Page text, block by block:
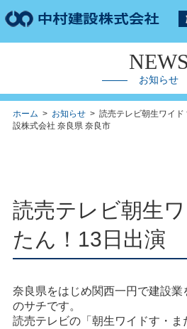
NEWS
お知らせ
ホーム > お知らせ> 読売テレビ朝生ワイド
設株式会社 奈良県 奈良市
読売テレビ朝生
たん！13日出演
奈良県をはじめ関西一円で建設業
のサチです。
読売テレビの「朝生ワイドす・